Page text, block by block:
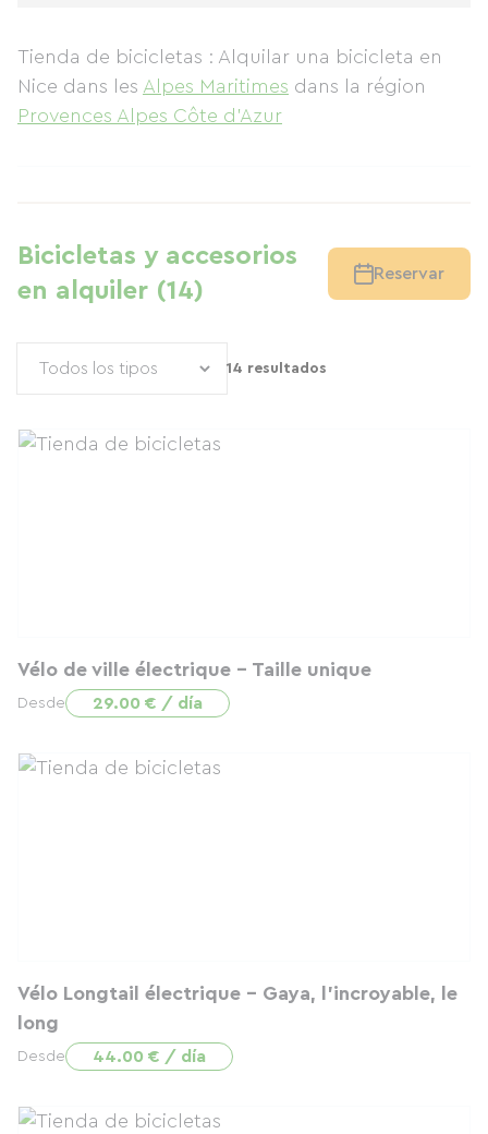
Tienda de bicicletas : Alquilar una bicicleta en
Nice dans les Alpes Maritimes dans la région
Provences Alpes Côte d'Azur
Bicicletas y accesorios
en alquiler (14)
Reservar
14 resultados
Vélo de ville électrique - Taille unique
Desde 29.00 € / día
Vélo Longtail électrique - Gaya, l'incroyable, le
long
Desde 44.00 € / día